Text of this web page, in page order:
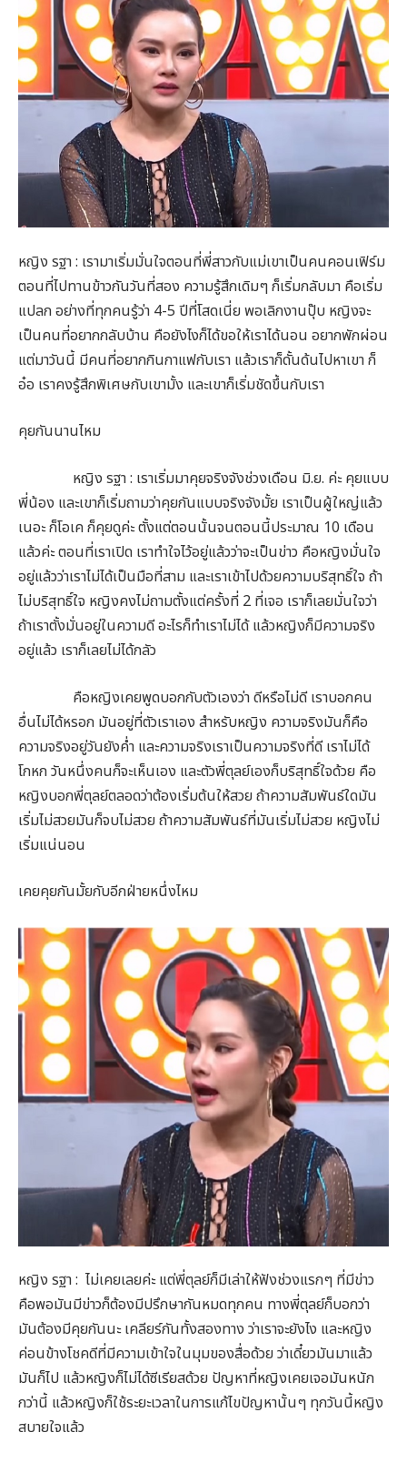
หญิง รฐา : เรามาเริ่มมั่นใจตอนที่พี่สาวกับแม่เขาเป็นคนคอนเฟิร์ม
ตอนที่ไปทานข้าวกันวันที่สอง ความรู้สึกเดิมๆ ก็เริ่มกลับมา คือเริ่ม
แปลก อย่างที่ทุกคนรู้ว่า 4-5 ปีที่โสดเนี่ย พอเลิกงานปุ๊บ หญิงจะ
เป็นคนที่อยากกลับบ้าน คือยังไงก็ได้ขอให้เราได้นอน อยากพักผ่อน
แต่มาวันนี้ มีคนที่อยากกินกาแฟกับเรา แล้วเราก็ดั้นด้นไปหาเขา ก็
อ๋อ เราคงรู้สึกพิเศษกับเขามั้ง และเขาก็เริ่มชัดขึ้นกับเรา
คุยกันนานไหม
หญิง รฐา : เราเริ่มมาคุยจริงจังช่วงเดือน มิ.ย. ค่ะ คุยแบบ
พี่น้อง และเขาก็เริ่มถามว่าคุยกันแบบจริงจังมั้ย เราเป็นผู้ใหญ่แล้ว
เนอะ ก็โอเค ก็คุยดูค่ะ ตั้งแต่ตอนนั้นจนตอนนี้ประมาณ 10 เดือน
แล้วค่ะ ตอนที่เราเปิด เราทำใจไว้อยู่แล้วว่าจะเป็นข่าว คือหญิงมั่นใจ
อยู่แล้วว่าเราไม่ได้เป็นมือที่สาม และเราเข้าไปด้วยความบริสุทธิ์ใจ ถ้า
ไม่บริสุทธิ์ใจ หญิงคงไม่ถามตั้งแต่ครั้งที่ 2 ที่เจอ เราก็เลยมั่นใจว่า
ถ้าเราตั้งมั่นอยู่ในความดี อะไรก็ทำเราไม่ได้ แล้วหญิงก็มีความจริง
อยู่แล้ว เราก็เลยไม่ได้กลัว
คือหญิงเคยพูดบอกกับตัวเองว่า ดีหรือไม่ดี เราบอกคน
อื่นไม่ได้หรอก มันอยู่ที่ตัวเราเอง สำหรับหญิง ความจริงมันก็คือ
ความจริงอยู่วันยังค่ำ และความจริงเราเป็นความจริงที่ดี เราไม่ได้
โกหก วันหนึ่งคนก็จะเห็นเอง และตัวพี่ตุลย์เองก็บริสุทธิ์ใจด้วย คือ
หญิงบอกพี่ตุลย์ตลอดว่าต้องเริ่มต้นให้สวย ถ้าความสัมพันธ์ใดมัน
เริ่มไม่สวยมันก็จบไม่สวย ถ้าความสัมพันธ์ที่มันเริ่มไม่สวย หญิงไม่
เริ่มแน่นอน
เคยคุยกันมั้ยกับอีกฝ่ายหนึ่งไหม
หญิง รฐา : ไม่เคยเลยค่ะ แต่พี่ตุลย์ก็มีเล่าให้ฟังช่วงแรกๆ ที่มีข่าว
คือพอมันมีข่าวก็ต้องมีปรึกษากันหมดทุกคน ทางพี่ตุลย์ก็บอกว่า
มันต้องมีคุยกันนะ เคลียร์กันทั้งสองทาง ว่าเราจะยังไง และหญิง
ค่อนข้างโชคดีที่มีความเข้าใจในมุมของสื่อด้วย ว่าเดี๋ยวมันมาแล้ว
มันก็ไป แล้วหญิงก็ไม่ได้ซีเรียสด้วย ปัญหาที่หญิงเคยเจอมันหนัก
กว่านี้ แล้วหญิงก็ใช้ระยะเวลาในการแก้ไขปัญหานั้นๆ ทุกวันนี้หญิง
สบายใจแล้ว